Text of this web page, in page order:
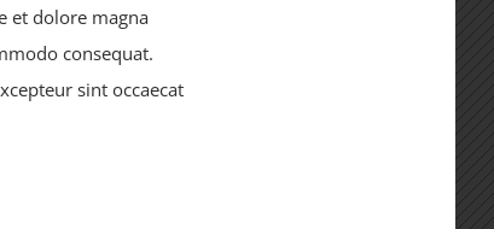
et dolore magna
consequat.
sint occaecat